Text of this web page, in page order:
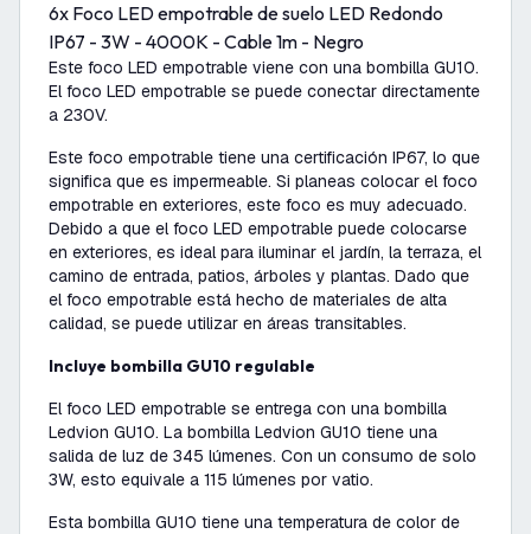
6x Foco LED empotrable de suelo LED Redondo
IP67 - 3W - 4000K - Cable 1m - Negro
Este foco LED empotrable viene con una bombilla GU10.
El foco LED empotrable se puede conectar directamente
a 230V.
Este foco empotrable tiene una certificación IP67, lo que
significa que es impermeable. Si planeas colocar el foco
empotrable en exteriores, este foco es muy adecuado.
Debido a que el foco LED empotrable puede colocarse
en exteriores, es ideal para iluminar el jardín, la terraza, el
camino de entrada, patios, árboles y plantas. Dado que
el foco empotrable está hecho de materiales de alta
calidad, se puede utilizar en áreas transitables.
Incluye bombilla GU10 regulable
El foco LED empotrable se entrega con una bombilla
Ledvion GU10. La bombilla Ledvion GU10 tiene una
salida de luz de 345 lúmenes. Con un consumo de solo
3W, esto equivale a 115 lúmenes por vatio.
Esta bombilla GU10 tiene una temperatura de color de